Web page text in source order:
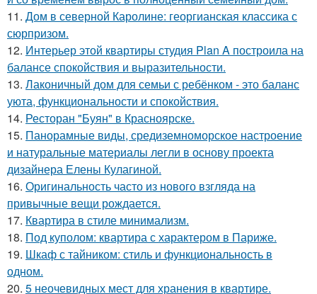
11. Дом в северной Каролине: георгианская классика с
сюрпризом.
12. Интерьер этой квартиры студия Plan A построила на
балансе спокойствия и выразительности.
13. Лаконичный дом для семьи с ребёнком - это баланс
уюта, функциональности и спокойствия.
14. Ресторан "Буян" в Красноярске.
15. Панорамные виды, средиземноморское настроение
и натуральные материалы легли в основу проекта
дизайнера Елены Кулагиной.
16. Оригинальность часто из нового взгляда на
привычные вещи рождается.
17. Квартира в стиле минимализм.
18. Под куполом: квартира с характером в Париже.
19. Шкаф с тайником: стиль и функциональность в
одном.
20. 5 неочевидных мест для хранения в квартире.